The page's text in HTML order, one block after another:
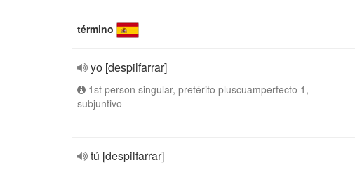
término
yo [despilfarrar]
1st person singular, pretérito pluscuamperfecto 1,
subjuntivo
tú [despilfarrar]